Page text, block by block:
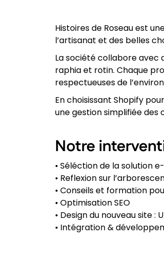
Histoires de Roseau est
l’artisanat et des belles
La société collabore avec
raphia et rotin. Chaque
respectueuses de
En choisissant Shopify
une gestion simplifiée
Notre
• Séléction de la solution
• Reflexion sur
• Conseils et formation
• Optimisation SEO
• Design du nouveau site :
• Intégration &